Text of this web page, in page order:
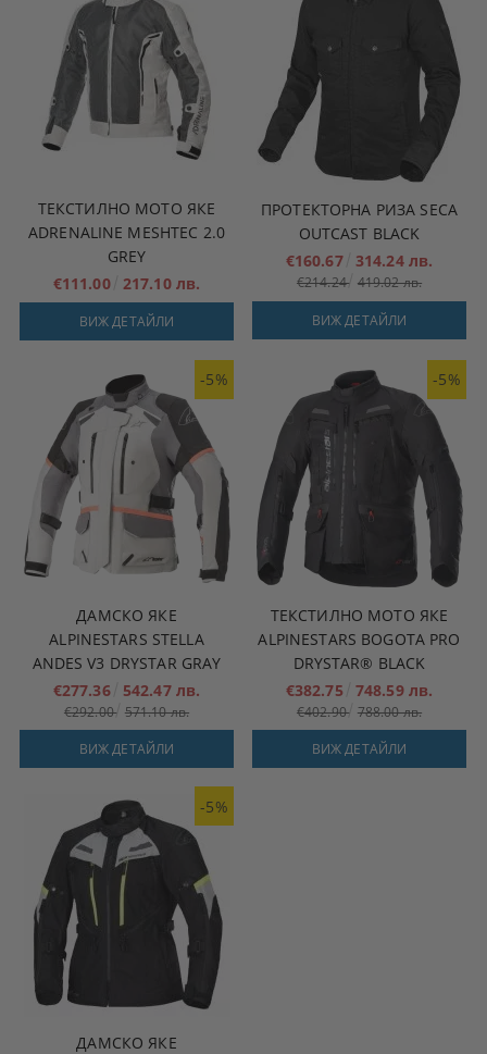
ТЕКСТИЛНО МОТО ЯКЕ
ADRENALINE MESHTEC 2.0
GREY
€111.00
217.10 лв.
ВИЖ ДЕТАЙЛИ
ПРОТЕКТОРНА РИЗА SECA
OUTCAST BLACK
€160.67 314.24 лв.
€214.24 419.02 лв.
ВИЖ ДЕТАЙЛИ
-5%
ДАМСКО ЯКЕ
ALPINESTARS STELLA
ANDES V3 DRYSTAR GRAY
€277.36
542.47 лв.
€292.00 571.10 лв.
ВИЖ ДЕТАЙЛИ
-5%
ТЕКСТИЛНО МОТО ЯКЕ
ALPINESTARS BOGOTA PRO
DRYSTAR® BLACK
€382.75
748.59 лв.
€402.90 788.00 лв.
ВИЖ ДЕТАЙЛИ
-5%
ДАМСКО ЯКЕ